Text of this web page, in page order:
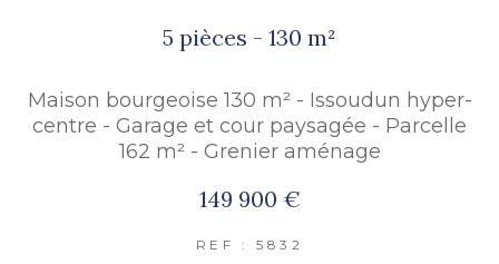
5 pièces - 130 m²
Maison bourgeoise 130 m² - Issoudun hyper-
centre - Garage et cour paysagée - Parcelle
162 m² - Grenier aménage
149 900 €
REF : 5832
FILTRER PAR
COUPS DE COEUR EXCLUSIVITÉS